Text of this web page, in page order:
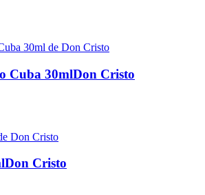
Cuba 30mlDon Cristo
Don Cristo